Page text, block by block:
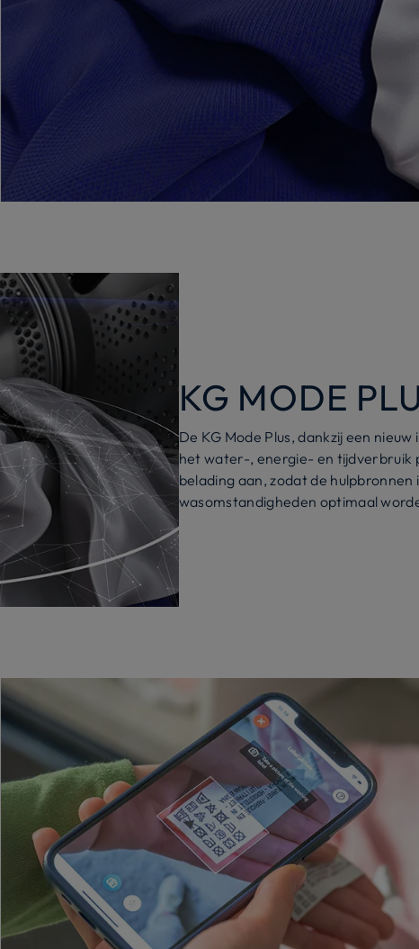
KG MODE
De KG Mode Plus, dankzij een
het water-, energie- en tijdverbruik
belading aan, zodat de hulpbronnen
wasomstandigheden optimaal